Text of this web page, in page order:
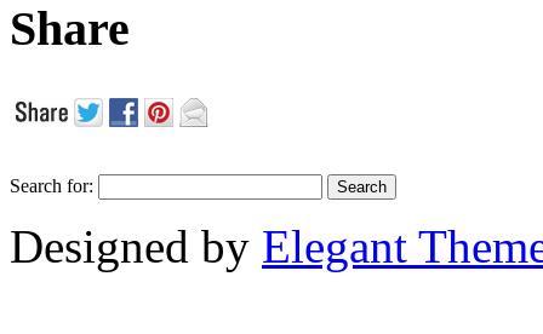
Share
Search for:
Designed by Elegant